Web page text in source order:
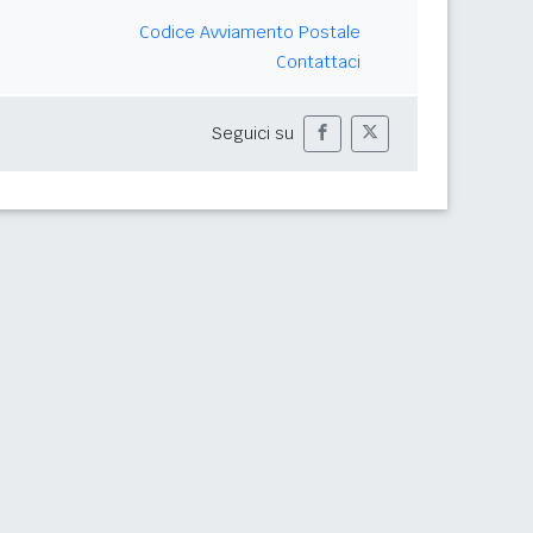
Codice Avviamento Postale
Contattaci
Seguici su